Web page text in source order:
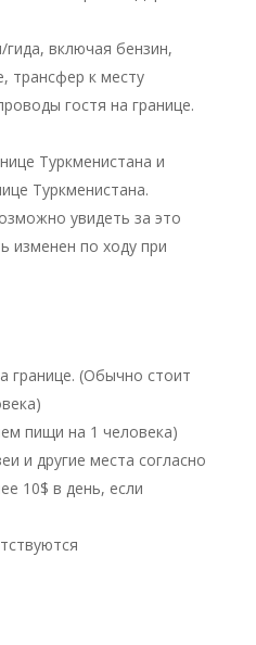
включая бензин,
трансфер к месту
гостя на границе.
Туркменистана и
Туркменистана.
увидеть за это
изменен по ходу при
границе. (Обычно стоит
пищи на 1 человека)
и другие места согласно
10$ в день, если